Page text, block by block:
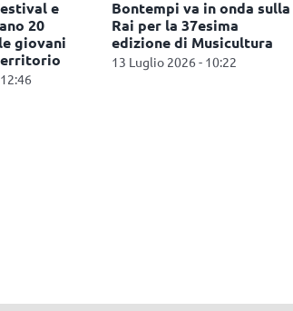
e
20
giovani
Bontempi va in onda sulla
Rai per la 37esima
edizione di Musicultura
13 Luglio 2026 - 10:22